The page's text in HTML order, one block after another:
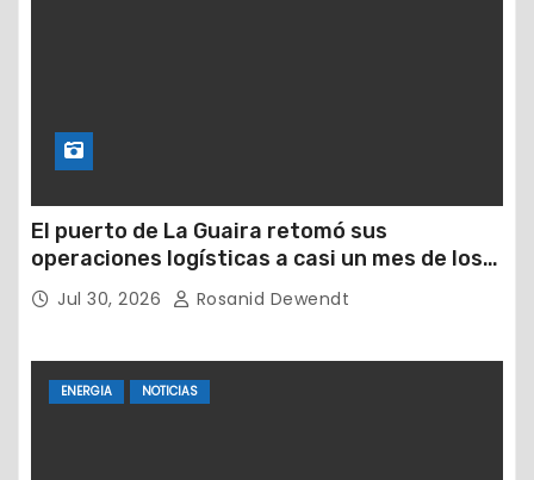
El puerto de La Guaira retomó sus
operaciones logísticas a casi un mes de los
devastadores terremotos
Jul 30, 2026 Rosanid Dewendt
ENERGIA NOTICIAS